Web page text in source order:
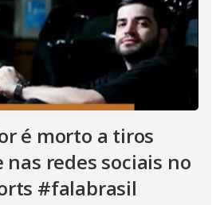
é morto a tiros
redes sociais no
#falabrasil